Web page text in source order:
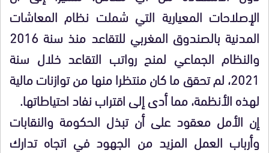
الإصلاحات المعيارية التي شملت نظام المعاشات
المدنية بالصندوق المغربي للتقاعد منذ سنة 2016
والنظام الجماعي لمنح رواتب التقاعد خلال سنة
2021، لم تحقق ما كان منتظرا منها من توازنات مالية
لهذه الأنظمة، مما أدى إلى اقتراب نفاد احتياطاتها.
إن الأمل معقود على أن تبذل الحكومة والنقابات
وأرباب العمل المزيد من الجهود في اتجاه تدارك